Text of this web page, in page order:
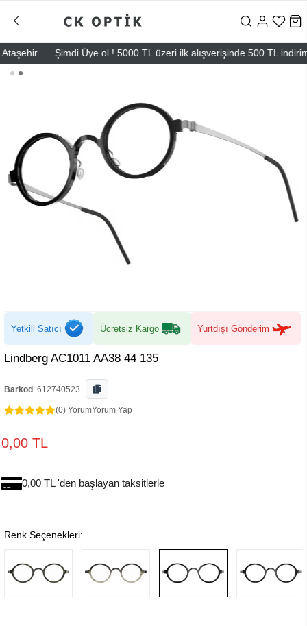
Şimdi Üye ol ! 5000 TL üzeri ilk alışverişinde 500 TL indirim
Yetkili Satıcı Ücretsiz Kargo Yurtdışı Gönderim
Lindberg AC1011 AA38 44 135
Barkod : 612740523
(0) YorumYorum Yap
0,00 TL
0,00 TL 'den başlayan taksitlerle
Renk Seçenekleri: